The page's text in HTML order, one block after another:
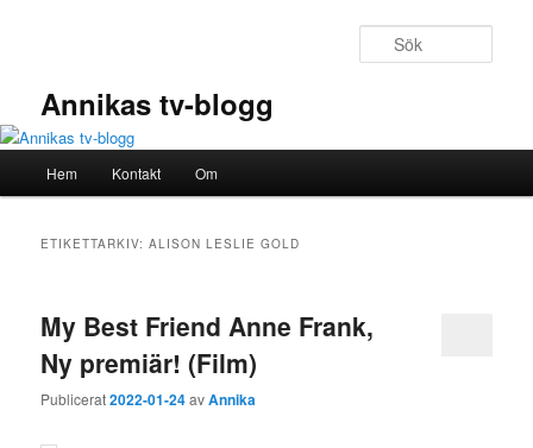
Annikas tv-blogg
Hem Kontakt Om
ETIKETTARKIV:ALISON LESLIE GOLD
My Best Friend Anne Frank,
Ny premiär! (Film)
Publicerat2022-01-24avAnnika